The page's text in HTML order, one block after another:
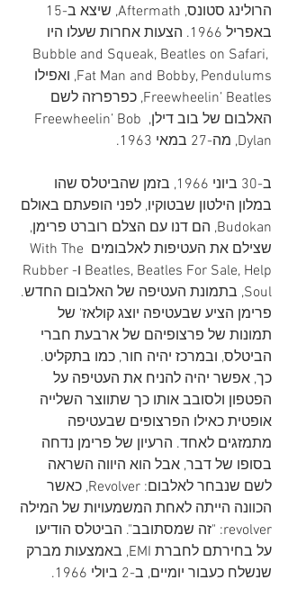
באפריל 1966. הצעות אחרות שעלו היו
Bubble and Squeak, Beatles on Safari,
Fat Man and Bobby, Pendulums, ואפילו
Freewheelin’ Beatles, כפרפרזה לשם
האלבום של בוב דילן, Freewheelin’ Bob
Dylan, מה-27 במאי 1963.
ב-30 ביוני 1966, בזמן שהביטלס שהו
במלון הילטון שבטוקיו, לפני הופעתם באולם
Budokan, הם דנו עם הצלם רוברט פרימן,
שצילם את העטיפות לאלבומים With The
Beatles, Beatles For Sale, Help ו-Rubber
Soul, בתמונת העטיפה של האלבום החדש.
פרימן הציע שבעטיפה יוצג קולאז' של
תמונות של פרצופיהם של ארבעת חברי
הביטלס, ובמרכז יהיה חור, כמו בתקליט.
כך, אפשר יהיה להניח את העטיפה על
הפטפון ולסובב אותו כך שתווצר השלייה
אופטית כאילו הפרצופים שבעטיפה
מתמזגים לאחד. הרעיון של פרימן נדחה
בסופו של דבר, אבל הוא היווה השראה
לשם שנבחר לאלבום: Revolver, כאשר
הכוונה הייתה לאחת המשמעויות של המילה
revolver: "זה שמסתובב". הביטלס הודיעו
על בחירתם לחברת EMI, באמצעות מברק
שנשלח כעבור יומיים, ב-2 ביולי 1966.